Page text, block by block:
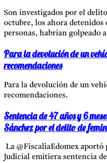
Son investigados por el
octubre, los ahora
personas, habrían golpeado
Para la devolución de un
recomendaciones
Para la devolución de un
recomendaciones.
Sentencia de 47 años y 6
Sánchez por el delito de
La @FiscaliaEdomex aportó
Judicial emitiera sentencia